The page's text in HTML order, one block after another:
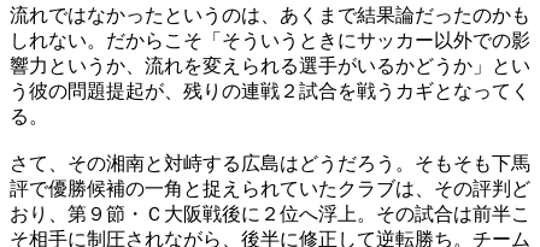
流れではなかったというのは、あくまで結果論だったのかも
しれない。だからこそ「そういうときにサッカー以外での影
響力というか、流れを変えられる選手がいるかどうか」とい
う彼の問題提起が、残りの連戦２試合を戦うカギとなってく
る。
さて、その湘南と対峙する広島はどうだろう。そもそも下馬
評で優勝候補の一角と捉えられていたクラブは、その評判ど
おり、第９節・Ｃ大阪戦後に２位へ浮上。その試合は前半こ
そ相手に制圧されながら、後半に修正して逆転勝ち。チーム